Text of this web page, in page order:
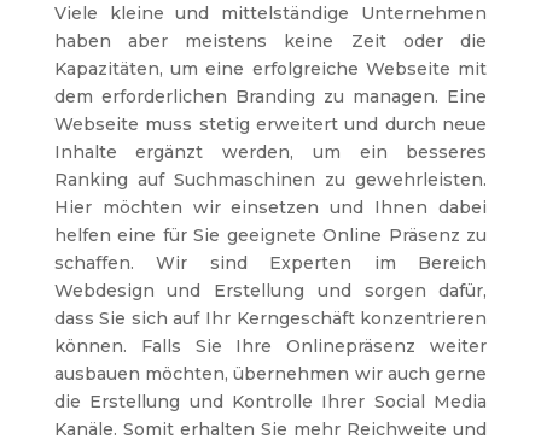
Viele kleine und mittelständige Unternehmen
haben aber meistens keine Zeit oder die
Kapazitäten, um eine erfolgreiche Webseite mit
dem erforderlichen Branding zu managen. Eine
Webseite muss stetig erweitert und durch neue
Inhalte ergänzt werden, um ein besseres
Ranking auf Suchmaschinen zu gewehrleisten.
Hier möchten wir einsetzen und Ihnen dabei
helfen eine für Sie geeignete Online Präsenz zu
schaffen. Wir sind Experten im Bereich
Webdesign und Erstellung und sorgen dafür,
dass Sie sich auf Ihr Kerngeschäft konzentrieren
können. Falls Sie Ihre Onlinepräsenz weiter
ausbauen möchten, übernehmen wir auch gerne
die Erstellung und Kontrolle Ihrer Social Media
Kanäle. Somit erhalten Sie mehr Reichweite und